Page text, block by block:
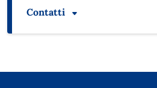
Contatti